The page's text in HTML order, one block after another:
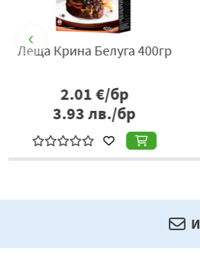
Леща Крина Белуга 400гр
2.01€/бр
3.93лв./бр